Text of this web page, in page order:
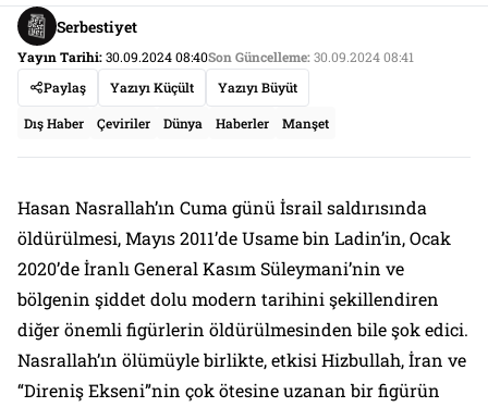
Serbestiyet
Yayın Tarihi:30.09.2024 08:40Son Güncelleme:30.09.2024 08:41
Paylaş
Yazıyı Küçült Yazıyı Büyüt
Dış Haber Çeviriler Dünya Haberler Manşet
Hasan Nasrallah’ın Cuma günü İsrail saldırısında
öldürülmesi, Mayıs 2011’de Usame bin Ladin’in, Ocak
2020’de İranlı General Kasım Süleymani’nin ve
bölgenin şiddet dolu modern tarihini şekillendiren
diğer önemli figürlerin öldürülmesinden bile şok edici.
Nasrallah’ın ölümüyle birlikte, etkisi Hizbullah, İran ve
“Direniş Ekseni”nin çok ötesine uzanan bir figürün